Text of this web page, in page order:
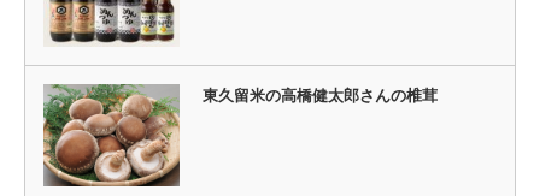
東久留米の高橋健太郎さんの椎茸